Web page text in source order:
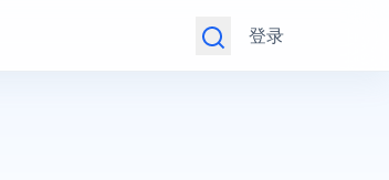
登录